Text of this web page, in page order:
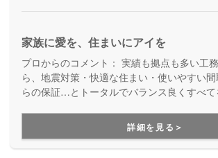
家族に愛を、住まいにアイを
プロからのコメント： 実績も拠点も多い工
ら、地震対策・快適な住まい・使いやすい
らの保証…とトータルでバランス良くすべ
用できる間取り提案も得意なので、末長く安
住まいをお求めの方、安心できるプロにま
い方にもお勧めしています。
詳細を見る＞